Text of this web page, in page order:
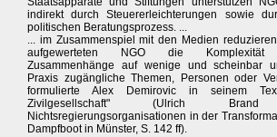
indirekt durch Steuererleichterungen sowie
politischen Beratungsprozess. ...
... im Zusammenspiel mit den Medien
aufgewerteten NGO die Komplexität
Zusammenhänge auf wenige und scheinbar
Praxis zugängliche Themen, Personen oder
formulierte Alex Demirovic in seinem
Zivilgesellschaft" (Ulrich
Nichtsregierungsorganisationen in der
Dampfboot in Münster, S. 142 ff).